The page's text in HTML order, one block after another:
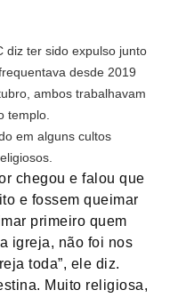
diz ter sido expulso junto
desde 2019
ambos trabalhavam
templo.
em alguns cultos
chegou e falou que
e fossem queimar
primeiro quem
igreja, não foi nos
toda”, ele diz.
Muito religiosa,